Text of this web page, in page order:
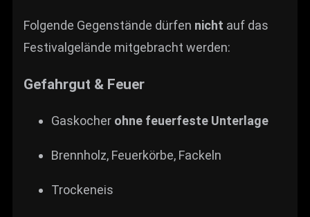
Folgende Gegenstände dürfen nicht auf das
Festivalgelände mitgebracht werden:
Gefahrgut & Feuer
Gaskocher ohne feuerfeste Unterlage
Brennholz, Feuerkörbe, Fackeln
Trocken­eis